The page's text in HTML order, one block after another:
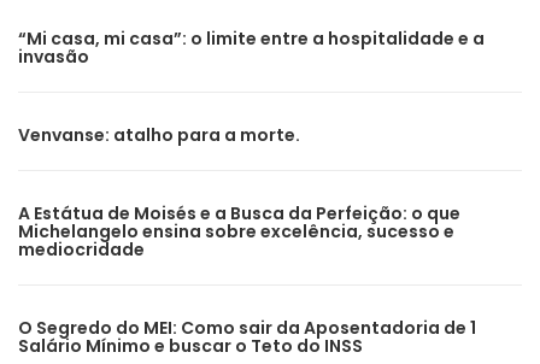
“Mi casa, mi casa”: o limite entre a hospitalidade e a
invasão
Venvanse: atalho para a morte.
A Estátua de Moisés e a Busca da Perfeição: o que
Michelangelo ensina sobre excelência, sucesso e
mediocridade
O Segredo do MEI: Como sair da Aposentadoria de 1
Salário Mínimo e buscar o Teto do INSS